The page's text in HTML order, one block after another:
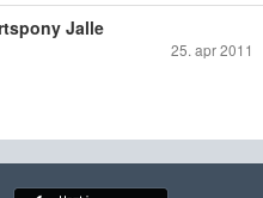
Jalle
25. apr 2011